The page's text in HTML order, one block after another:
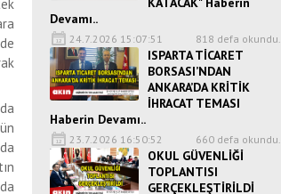
Devamı..
24.7.2026 15:07:51 818 defa okundu.
ISPARTA TİCARET
BORSASI’NDAN
ANKARA’DA KRİTİK
İHRACAT TEMASI
Haberin Devamı..
23.7.2026 16:50:52 660 defa okundu.
OKUL GÜVENLİĞİ
TOPLANTISI
GERÇEKLEŞTİRİLDİ